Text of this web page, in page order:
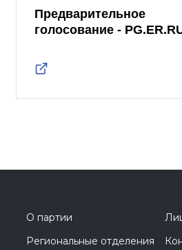
Предварительное
голосование -
О партии
Региональные отделения